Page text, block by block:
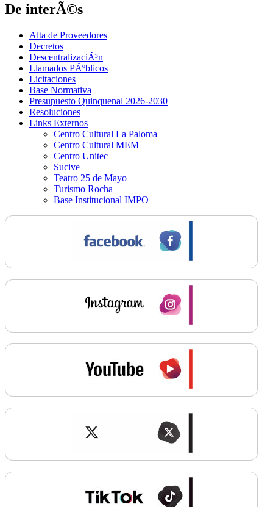
De interÃ©s
Alta de Proveedores
Decretos
DescentralizaciÃ³n
Llamados PÃºblicos
Licitaciones
Base Normativa
Presupuesto Quinquenal 2026-2030
Resoluciones
Links Externos
Centro Cultural La Paloma
Centro Cultural MEM
Centro Unitec
Sucive
Teatro 25 de Mayo
Turismo Rocha
Base Institucional IMPO